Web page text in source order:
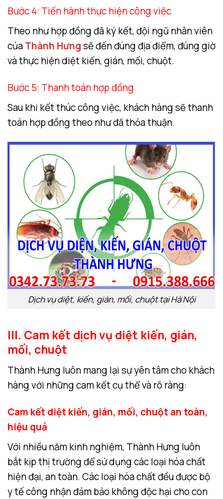
Bước 4: Tiến hành thực hiện công việc
Theo như hợp đồng đã ký kết, đội ngũ nhân viên
củaThành Hưngsẽ đến đúng địa điểm, đúng giờ
và thực hiện diệt kiến, gián, mối, chuột.
Bước 5: Thanh toán hợp đồng
Sau khi kết thúc công việc, khách hàng sẽ thanh
toán hợp đồng theo như đã thỏa thuận.
Dịch vụ diệt, kiến, gián, mối, chuột tại Hà Nội
III. Cam kết dịch vụ diệt kiến, gián,
mối, chuột
Thành Hưng luôn mang lại sự yên tâm cho khách
hàng với những cam kết cụ thể và rõ ràng:
Cam kết diệt kiến, gián, mối, chuột an toàn,
hiệu quả
Với nhiều năm kinh nghiệm, Thành Hưng luôn
bắt kịp thị trường để sử dụng các loại hóa chất
hiện đại, an toàn. Các loại hóa chất đều được bộ
y tế công nhận đảm bảo không độc hại cho con